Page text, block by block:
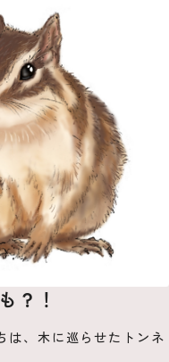
？！
は、木に巡らせたトンネ